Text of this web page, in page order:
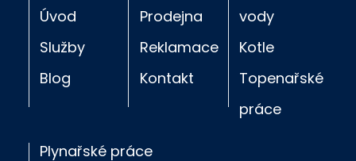
Úvod
Služby
Blog
Prodejna
Reklamace
Kontakt
vody
Kotle
Topenařské
práce
Plynařské práce